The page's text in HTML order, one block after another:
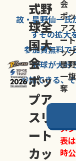
式野
球全
国大
会
ポッ
プア
スリ
ート
カッ
会
ポ
ア
ー
ップ
星
一
奪
メ
表
時
故・星野仙一氏
すその拡大
参加費無料で
野球が大好
参加できる、